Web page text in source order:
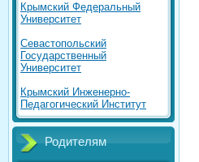
Крымский Федеральный
Университет
Севастопольский
Государственный
Университет
Крымский Инженерно-
Педагогический Институт
Родителям